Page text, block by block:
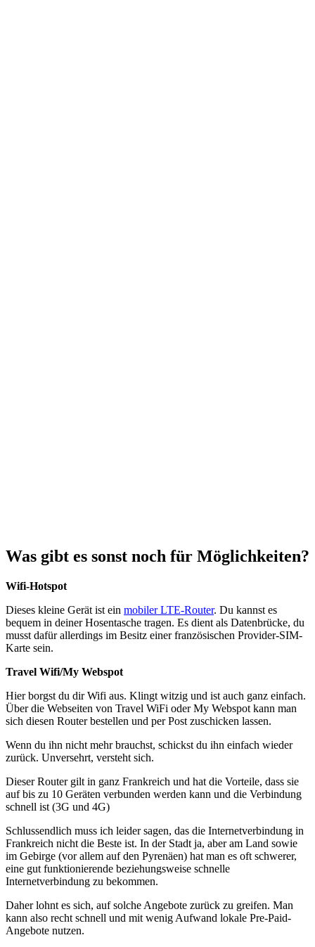
Was gibt es sonst noch für Möglichkeiten?
Wifi-Hotspot
Dieses kleine Gerät ist ein mobiler LTE-Router. Du kannst es
bequem in deiner Hosentasche tragen. Es dient als Datenbrücke, du
musst dafür allerdings im Besitz einer französischen Provider-SIM-
Karte sein.
Travel Wifi/My Webspot
Hier borgst du dir Wifi aus. Klingt witzig und ist auch ganz einfach.
Über die Webseiten von Travel WiFi oder My Webspot kann man
sich diesen Router bestellen und per Post zuschicken lassen.
Wenn du ihn nicht mehr brauchst, schickst du ihn einfach wieder
zurück. Unversehrt, versteht sich.
Dieser Router gilt in ganz Frankreich und hat die Vorteile, dass sie
auf bis zu 10 Geräten verbunden werden kann und die Verbindung
schnell ist (3G und 4G)
Schlussendlich muss ich leider sagen, das die Internetverbindung in
Frankreich nicht die Beste ist. In der Stadt ja, aber am Land sowie
im Gebirge (vor allem auf den Pyrenäen) hat man es oft schwerer,
eine gut funktionierende beziehungsweise schnelle
Internetverbindung zu bekommen.
Daher lohnt es sich, auf solche Angebote zurück zu greifen. Man
kann also recht schnell und mit wenig Aufwand lokale Pre-Paid-
Angebote nutzen.